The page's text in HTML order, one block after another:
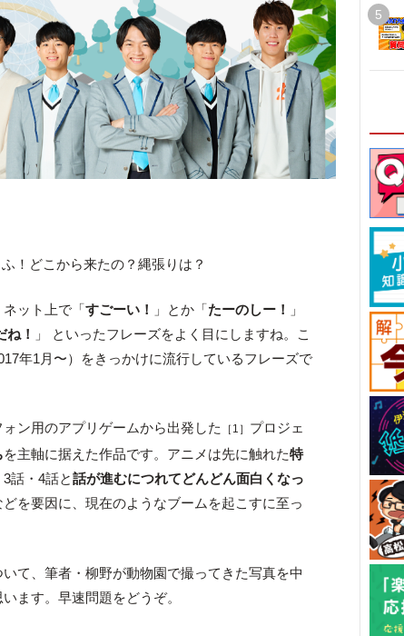
！どこから来たの？縄張りは？
ット上で「すごーい！ 」とか「たーのしー！
」
！
」 といったフレーズをよく目にしますね。こ
年1月〜）をきっかけに流行しているフレーズで
ン用のアプリゲームから出発した ［1］ プロジェ
を主軸に据えた作品です。アニメは先に触れた特
3話・4話と話が進むにつれてどんどん面白くなっ
どを要因に、現在のようなブームを起こすに至っ
て、筆者・柳野が動物園で撮ってきた写真を中
います。早速問題をどうぞ。
5